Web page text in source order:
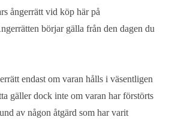
ångerrätt vid köp här på
börjar gälla från den dagen du
endast om varan hålls i väsentligen
gäller dock inte om varan har förstörts
av någon åtgärd som har varit